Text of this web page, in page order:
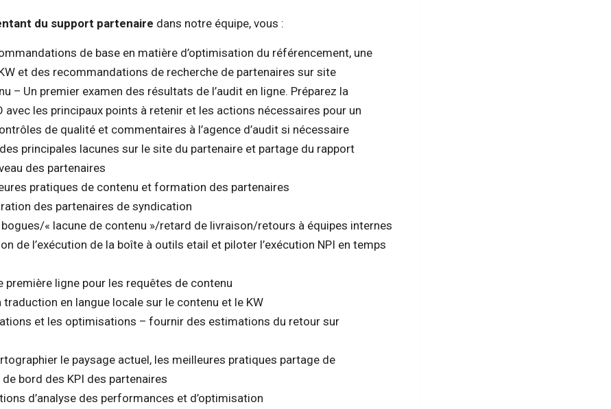
du support partenaire dans notre équipe, vous :
de base en matière d’optimisation du référencement, une
et des recommandations de recherche de partenaires sur site
– Un premier examen des résultats de l’audit en ligne. Préparez la
avec les principaux points à retenir et les actions nécessaires pour un
de qualité et commentaires à l’agence d’audit si nécessaire
principales lacunes sur le site du partenaire et partage du rapport
des partenaires
pratiques de contenu et formation des partenaires
des partenaires de syndication
« lacune de contenu »/retard de livraison/retours à équipes internes
de l’exécution de la boîte à outils etail et piloter l’exécution NPI en temps
première ligne pour les requêtes de contenu
en langue locale sur le contenu et le KW
et les optimisations – fournir des estimations du retour sur
le paysage actuel, les meilleures pratiques partage de
de bord des KPI des partenaires
d’analyse des performances et d’optimisation